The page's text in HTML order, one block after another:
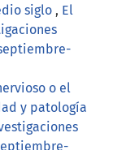
siglo , El
o el
y patología